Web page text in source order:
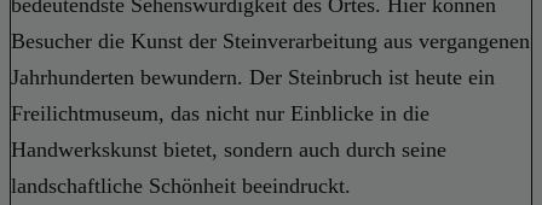
bedeutendste Sehenswürdigkeit des Ortes. Hier können
Besucher die Kunst der Steinverarbeitung aus vergangenen
Jahrhunderten bewundern. Der Steinbruch ist heute ein
Freilichtmuseum, das nicht nur Einblicke in die
Handwerkskunst bietet, sondern auch durch seine
landschaftliche Schönheit beeindruckt.